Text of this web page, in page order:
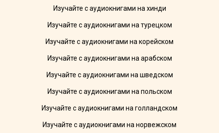
Изучайте с аудиокнигами на хинди
Изучайте с аудиокнигами на турецком
Изучайте с аудиокнигами на корейском
Изучайте с аудиокнигами на арабском
Изучайте с аудиокнигами на шведском
Изучайте с аудиокнигами на польском
Изучайте с аудиокнигами на голландском
Изучайте с аудиокнигами на норвежском